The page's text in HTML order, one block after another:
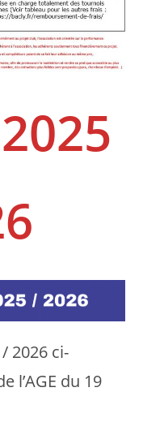
2026 ci-
l’AGE du 19